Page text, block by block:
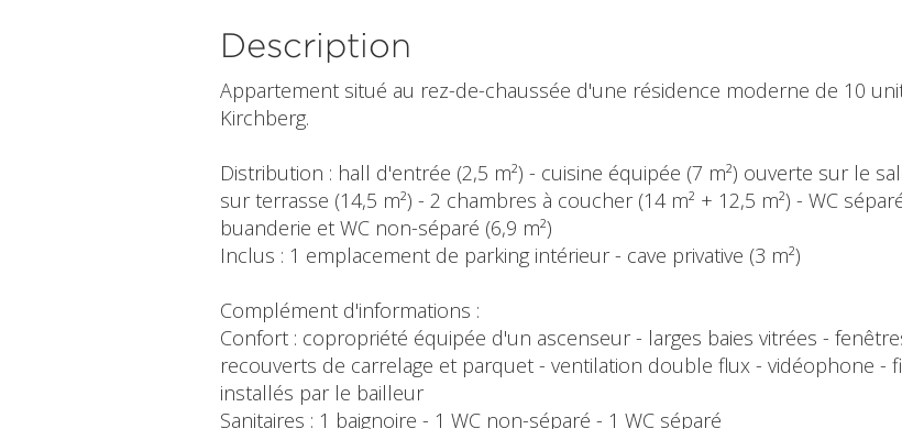
Description
Appartement situé au rez-de-chaussée d'une résidence moderne de 10
Kirchberg.
Distribution : hall d'entrée (2,5 m²) - cuisine équipée (7 m²) ouverte sur le
sur terrasse (14,5 m²) - 2 chambres à coucher (14 m² + 12,5 m²) - WC
buanderie et WC non-séparé (6,9 m²)
Inclus : 1 emplacement de parking intérieur - cave privative (3 m²)
Complément d'informations :
Confort : copropriété équipée d'un ascenseur - larges baies vitrées -
recouverts de carrelage et parquet - ventilation double flux - vidéophone -
installés par le bailleur
Sanitaires : 1 baignoire - 1 WC non-séparé - 1 WC séparé